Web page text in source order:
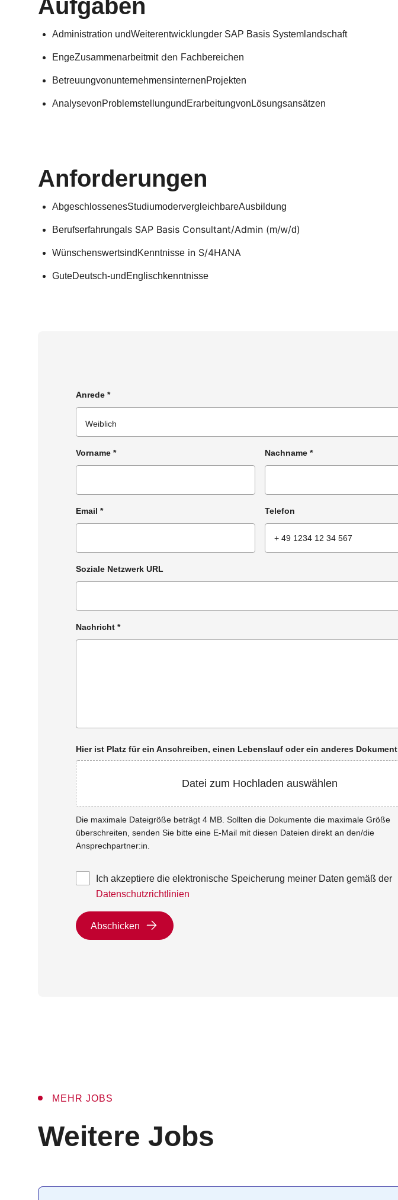
Aufgaben
Administration undWeiterentwicklungder SAP Basis Systemlandschaft
EngeZusammenarbeitmitden Fachbereichen
BetreuungvonunternehmensinternenProjekten
AnalysevonProblemstellungund Erarbeitungvon Lösungsansätzen
Anforderungen
AbgeschlossenesStudiumodervergleichbareAusbildung
Berufserfahrungals SAP Basis Consultant/Admin (m/w/d)
Wünschenswertsind Kenntnisse in S/4HANA
GuteDeutsch-und Englischkenntnisse
Anrede *
Vorname * Nachname *
Email * Telefon
Soziale Netzwerk URL
Nachricht *
Hier ist Platz für ein Anschreiben, einen Lebenslauf oder ein anderes Dokument
Datei zum Hochladen auswählen
Die maximale Dateigröße beträgt 4 MB. Sollten die Dokumente die maximale Größe
überschreiten, senden Sie bitte eine E-Mail mit diesen Dateien direkt an den/die
Ansprechpartner:in.
Ich akzeptiere die elektronische Speicherung meiner Daten gemäß der
Datenschutzrichtlinien
Abschicken
MEHR JOBS
:
Weitere Jobs